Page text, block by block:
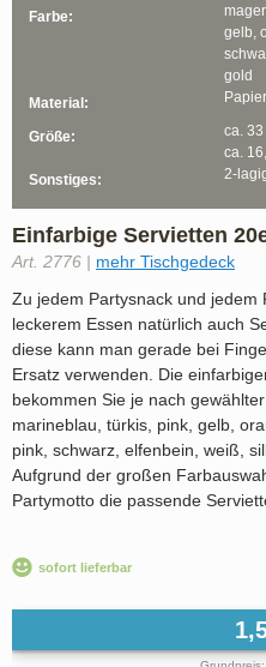
Einfarbige Servietten
Art. 2776 | mehr Tischgedeck
Zu jedem Partysnack und jedem
leckerem Essen natürlich auch
diese kann man gerade bei
Ersatz verwenden. Die
bekommen Sie je nach
marineblau, türkis, pink, gelb,
pink, schwarz, elfenbein, weiß,
Aufgrund der großen
Partymotto die passende
sofort lieferbar
Farbe:
gelb,
gold
Material:
Papier
Größe:
ca.
ca.
Sonstiges:
2-